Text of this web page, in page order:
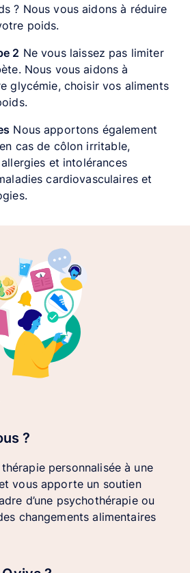
? Nous vous aidons à réduire
poids.
2 Ne vous laissez pas limiter
Nous vous aidons à
glycémie, choisir vos aliments
Nous apportons également
cas de côlon irritable,
et intolérances
cardiovasculaires et
?
personnalisée à une
vous apporte un soutien
d’une psychothérapie ou
changements alimentaires